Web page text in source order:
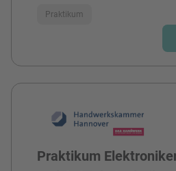
Praktikum
Praktikum